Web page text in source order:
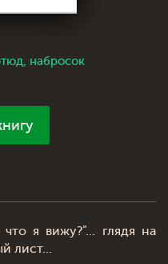
набросок
я вижу?"... глядя на
лист...